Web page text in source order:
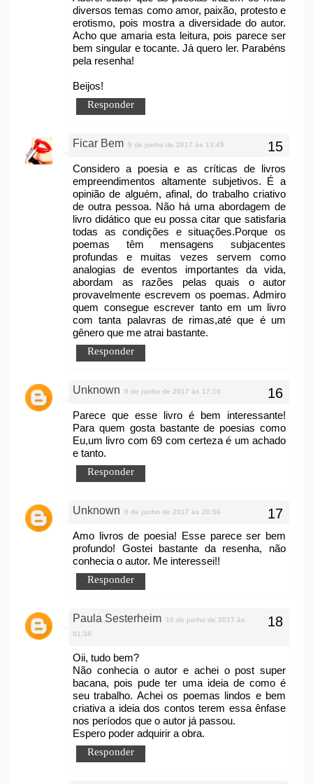
diversos temas como amor, paixão, protesto e
erotismo, pois mostra a diversidade do autor.
Acho que amaria esta leitura, pois parece ser
bem singular e tocante. Já quero ler. Parabéns
pela resenha!
Beijos!
Responder
Ficar Bem 9 de junho de 2017 às 13:49
Considero a poesia e as críticas de livros
empreendimentos altamente subjetivos. É a
opinião de alguém, afinal, do trabalho criativo
de outra pessoa. Não há uma abordagem de
livro didático que eu possa citar que satisfaria
todas as condições e situações.Porque os
poemas têm mensagens subjacentes
profundas e muitas vezes servem como
analogias de eventos importantes da vida,
abordam as razões pelas quais o autor
provavelmente escrevem os poemas. Admiro
quem consegue escrever tanto em um livro
com tanta palavras de rimas,até que é um
gênero que me atrai bastante.
Responder
Unknown 9 de junho de 2017 às 17:10
Parece que esse livro é bem interessante!
Para quem gosta bastante de poesias como
Eu,um livro com 69 com certeza é um achado
e tanto.
Responder
Unknown 9 de junho de 2017 às 20:56
Amo livros de poesia! Esse parece ser bem
profundo! Gostei bastante da resenha, não
conhecia o autor. Me interessei!!
Responder
Paula Sesterheim
10 de junho de 2017 às
01:30
Oii, tudo bem?
Não conhecia o autor e achei o post super
bacana, pois pude ter uma ideia de como é
seu trabalho. Achei os poemas lindos e bem
criativa a ideia dos contos terem essa ênfase
nos períodos que o autor já passou.
Espero poder adquirir a obra.
Responder